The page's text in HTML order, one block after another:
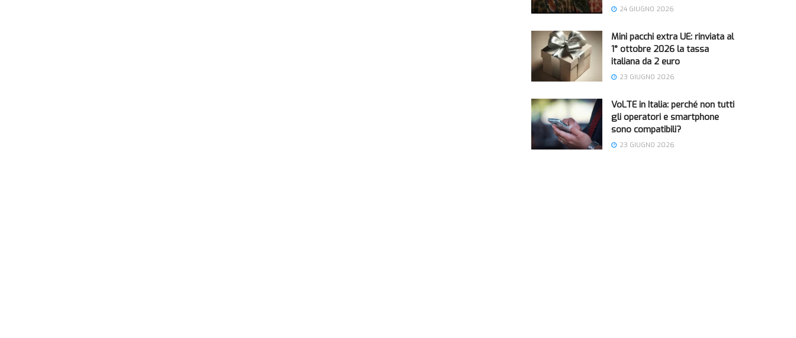
24 GIUGNO 2026
Mini pacchi extra UE: rinviata al
1° ottobre 2026 la tassa
italiana da 2 euro
23 GIUGNO 2026
VoLTE in Italia: perché non tutti
gli operatori e smartphone
sono compatibili?
23 GIUGNO 2026